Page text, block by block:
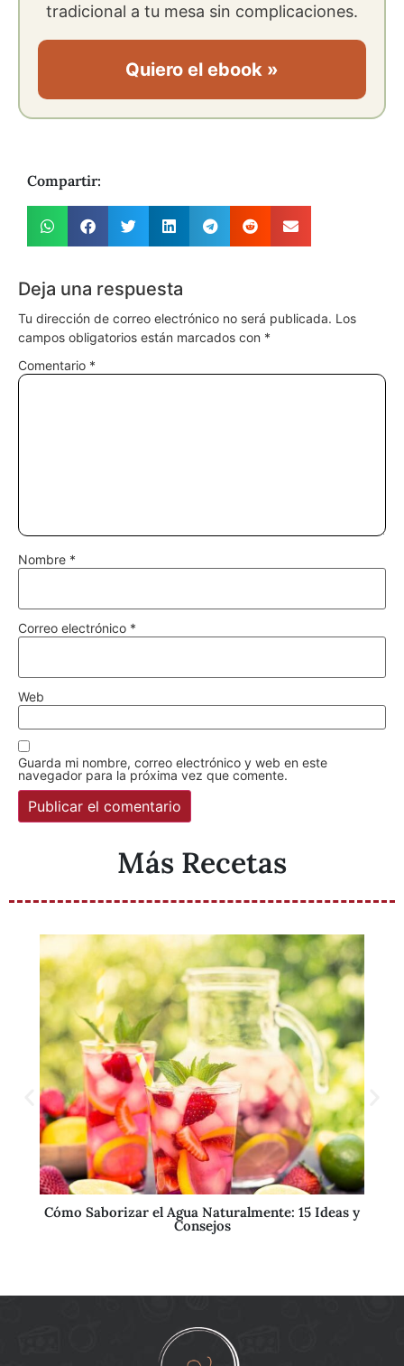
tradicional a tu mesa sin complicaciones.
Quiero el ebook »
Compartir:
Deja una respuesta
Tu dirección de correo electrónico no será publicada. Los
campos obligatorios están marcados con *
Comentario *
Nombre *
Correo electrónico *
Web
Guarda mi nombre, correo electrónico y web en este
navegador para la próxima vez que comente.
Más Recetas
Cómo Saborizar el Agua Naturalmente: 15 Ideas y
Consejos